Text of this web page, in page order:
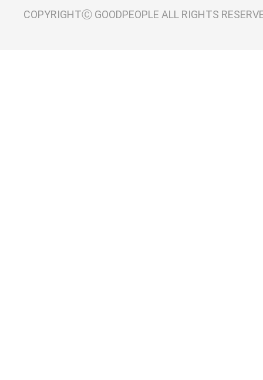
COPYRIGHTⒸ GOODPEOPLE ALL RIGHTS